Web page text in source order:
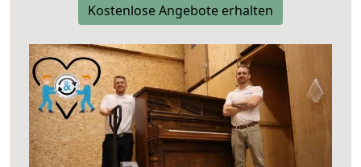
Kostenlose Angebote erhalten